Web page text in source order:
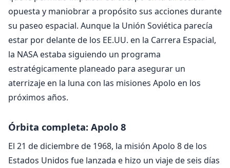
opuesta y maniobrar a propósito sus acciones durante
su paseo espacial. Aunque la Unión Soviética parecía
estar por delante de los EE.UU. en la Carrera Espacial,
la NASA estaba siguiendo un programa
estratégicamente planeado para asegurar un
aterrizaje en la luna con las misiones Apolo en los
próximos años.
Órbita completa: Apolo 8
El 21 de diciembre de 1968, la misión Apolo 8 de los
Estados Unidos fue lanzada e hizo un viaje de seis días